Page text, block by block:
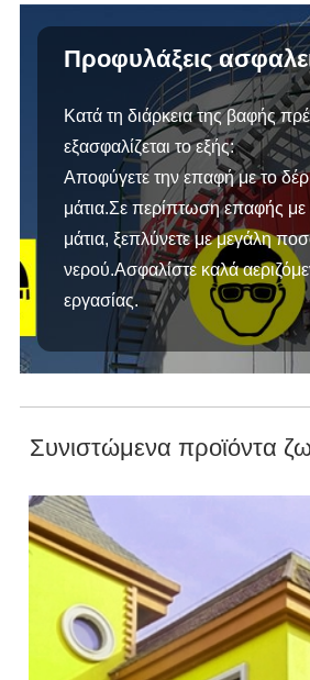
Προφυλάξεις
Κατά τη διάρκεια της βαφής
εξασφαλίζεται το εξής:
Αποφύγετε την επαφή με το
μάτια.Σε περίπτωση επαφής με
μάτια, ξεπλύνετε με μεγάλη
νερού.Ασφαλίστε καλά
εργασίας.
Συνιστώμενα προϊόντα